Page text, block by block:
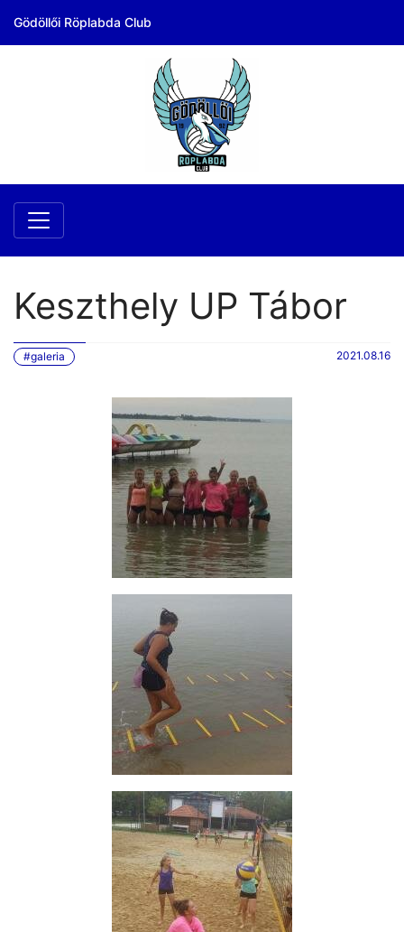
Gödöllői Röplabda Club
Keszthely UP Tábor
#galeria 2021.08.16